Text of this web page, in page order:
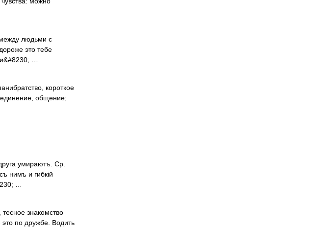
людьми с
это тебе
…
короткое
единение, общение;
умираютъ. Ср.
нимъ и гибкій
…
знакомство
по дружбе. Водить